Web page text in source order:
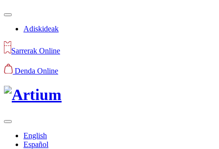
Adiskideak
Sarrerak Online
Denda Online
English
Español